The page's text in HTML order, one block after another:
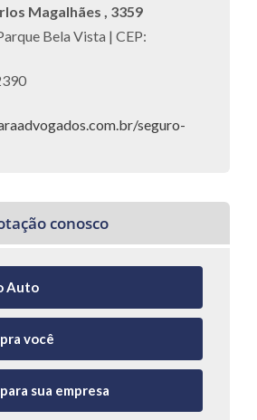
Magalhães , 3359
Bela Vista | CEP:
seguro-
conosco
Auto
você
sua empresa